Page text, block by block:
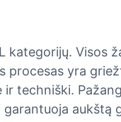
kategorijų. Visos
procesas yra
techniški.
aukštą